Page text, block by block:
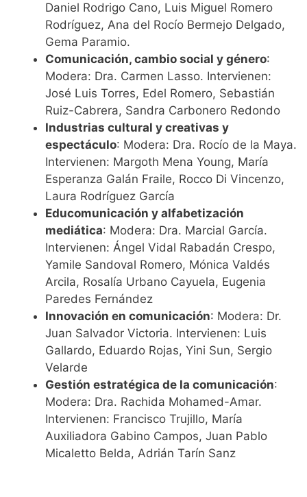
Daniel Rodrigo Cano, Luis Miguel Romero
Rodríguez, Ana del Rocío Bermejo Delgado,
Gema Paramio.
Comunicación, cambio social y género:
Modera: Dra. Carmen Lasso. Intervienen:
José Luis Torres, Edel Romero, Sebastián
Ruiz-Cabrera, Sandra Carbonero Redondo
Industrias cultural y creativas y
espectáculo: Modera: Dra. Rocío de la Maya.
Intervienen: Margoth Mena Young, María
Esperanza Galán Fraile, Rocco Di Vincenzo,
Laura Rodríguez García
Educomunicación y alfabetización
mediática: Modera: Dra. Marcial García.
Intervienen: Ángel Vidal Rabadán Crespo,
Yamile Sandoval Romero, Mónica Valdés
Arcila, Rosalía Urbano Cayuela, Eugenia
Paredes Fernández
Innovación en comunicación: Modera: Dr.
Juan Salvador Victoria. Intervienen: Luis
Gallardo, Eduardo Rojas, Yini Sun, Sergio
Velarde
Gestión estratégica de la comunicación:
Modera: Dra. Rachida Mohamed-Amar.
Intervienen: Francisco Trujillo, María
Auxiliadora Gabino Campos, Juan Pablo
Micaletto Belda, Adrián Tarín Sanz